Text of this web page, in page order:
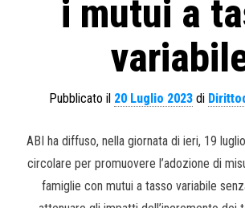
i mutui a
Pubblicato il 20 Luglio 2023di
ABI ha diffuso, nella giornata di ieri, 19
circolare per promuovere l’adozione di
famiglie con mutui a tasso variabile